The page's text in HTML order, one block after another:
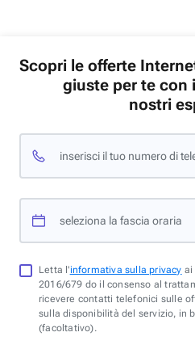
Scopri le offerte
giuste per te con
nostri
inserisci il tuo numero di
seleziona la fascia oraria
Letta l'informativa sulla privacy ai
2016/679 do il consenso al
ricevere contatti telefonici sulle
sulla disponibilità del servizio, in
(facoltativo).